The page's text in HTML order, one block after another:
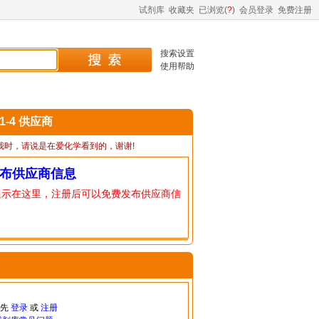
试剂库 收藏夹 已浏览(?) 会员登录 免费注册
搜索设置
使用帮助
4 供应商
时，请说是在爱化学看到的，谢谢!
供应商信息
在这里，注册后可以免费发布供应商信
登录或 注册